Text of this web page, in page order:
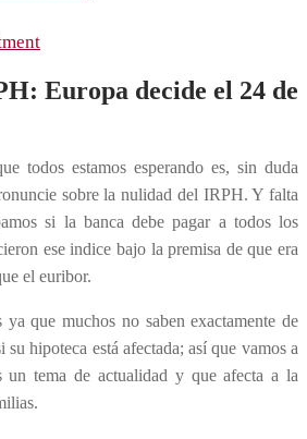
Europa decide el 24 de
todos estamos esperando es, sin duda
sobre la nulidad del IRPH. Y falta
si la banca debe pagar a todos los
ese indice bajo la premisa de que era
el euribor.
ya que muchos no saben exactamente de
hipoteca está afectada; así que vamos a
un tema de actualidad y que afecta a la